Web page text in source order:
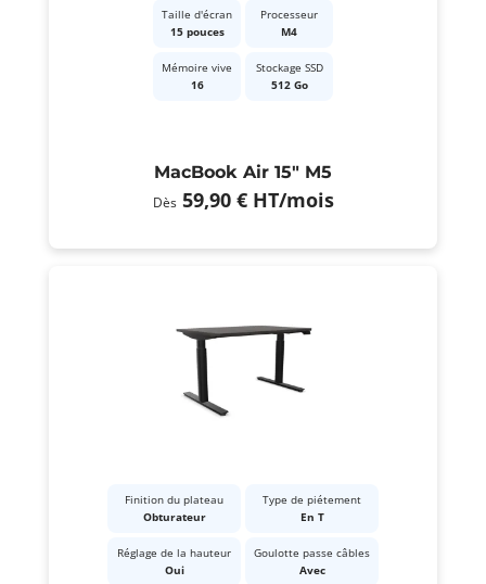
Taille d'écran
15 pouces
Processeur
M4
Mémoire vive
16
Stockage SSD
512 Go
MacBook Air 15" M5
Dès 59,90 € HT/mois
Finition du plateau
Obturateur
Type de piétement
En T
Réglage de la hauteur
Oui
Goulotte passe câbles
Avec